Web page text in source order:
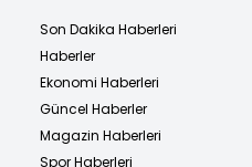
Son Dakika Haberleri
Haberler
Ekonomi Haberleri
Güncel Haberler
Magazin Haberleri
Spor Haberleri